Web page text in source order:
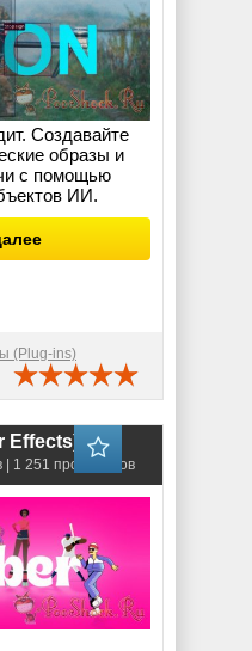
Создавайте
образы и
с помощью
ИИ.
(Plug-ins)
Effects)
| 1 251 просмотров